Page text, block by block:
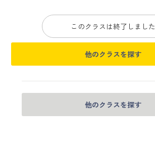
このクラスは終了しました
他のクラスを探す
他のクラスを探す